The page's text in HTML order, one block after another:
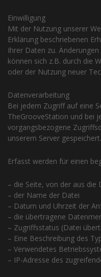
Einwilligung
Mit der Nutzung unserer
Erklärung beschriebenen
Ihrer Daten zu.
können sich z.B. durch die
oder der Nutzung neuer
Datenverarbeitung
Bei jedem Zugriff auf eine
TheGrooveStation und bei
vorgangsbezogene
unserem Server gespeichert.
Erfasst werden für einen
– die Seite, von der aus
– der Name der Datei
– Datum und Uhrzeit der
– die übertragene
– Zugriffsstatus (Datei
– Eine Beschreibung des
– Verwendetes
– IP-Adresse des